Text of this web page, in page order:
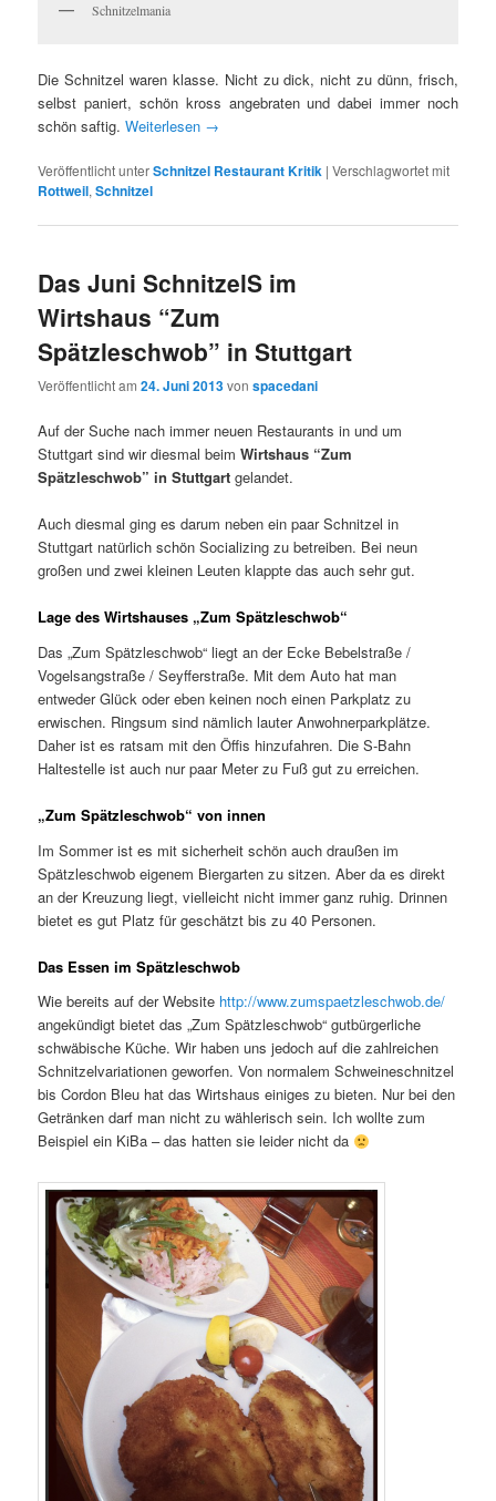
Schnitzelmania
Die Schnitzel waren klasse. Nicht zu dick, nicht zu dünn, frisch,
selbst paniert, schön kross angebraten und dabei immer noch
schön saftig.Weiterlesen →
Veröffentlicht unterSchnitzel Restaurant Kritik |Verschlagwortet mit
Rottweil,Schnitzel
Das Juni SchnitzelS im
Wirtshaus “Zum
Spätzleschwob” in Stuttgart
Veröffentlicht am24. Juni 2013vonspacedani
Auf der Suche nach immer neuen Restaurants in und um
Stuttgart sind wir diesmal beimWirtshaus “Zum
Spätzleschwob” in Stuttgart gelandet.
Auch diesmal ging es darum neben ein paar Schnitzel in
Stuttgart natürlich schön Socializing zu betreiben. Bei neun
großen und zwei kleinen Leuten klappte das auch sehr gut.
Lage des Wirtshauses „Zum Spätzleschwob“
Das „Zum Spätzleschwob“ liegt an der Ecke Bebelstraße /
Vogelsangstraße / Seyfferstraße. Mit dem Auto hat man
entweder Glück oder eben keinen noch einen Parkplatz zu
erwischen. Ringsum sind nämlich lauter Anwohnerparkplätze.
Daher ist es ratsam mit den Öffis hinzufahren. Die S-Bahn
Haltestelle ist auch nur paar Meter zu Fuß gut zu erreichen.
„Zum Spätzleschwob“ von innen
Im Sommer ist es mit sicherheit schön auch draußen im
Spätzleschwob eigenem Biergarten zu sitzen. Aber da es direkt
an der Kreuzung liegt, vielleicht nicht immer ganz ruhig. Drinnen
bietet es gut Platz für geschätzt bis zu 40 Personen.
Das Essen im Spätzleschwob
Wie bereits auf der Website http://www.zumspaetzleschwob.de/
angekündigt bietet das „Zum Spätzleschwob“ gutbürgerliche
schwäbische Küche. Wir haben uns jedoch auf die zahlreichen
Schnitzelvariationen geworfen. Von normalem Schweineschnitzel
bis Cordon Bleu hat das Wirtshaus einiges zu bieten. Nur bei den
Getränken darf man nicht zu wählerisch sein. Ich wollte zum
Beispiel ein KiBa – das hatten sie leider nicht da